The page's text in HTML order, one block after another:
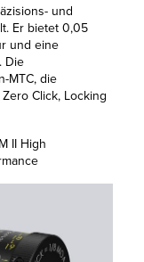
und
Er bietet 0,05
und eine
Die
MTC, die
Click, Locking
II High